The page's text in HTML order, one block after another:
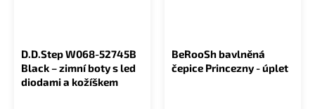
D.D.Step W068-52745B
Black – zimní boty s led
diodami a kožíškem
BeRooSh bavlněná
čepice Princezny - úplet